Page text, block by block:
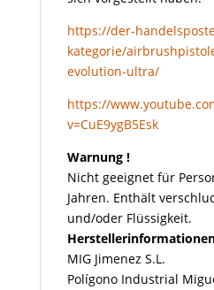
https://der-
kategorie/
evolution-ultra/
https://
v=CuE9ygB5Esk
Warnung !
Nicht geeignet für
Jahren. Enthält
und/oder Flüssigkeit.
MIG Jimenez S.L.
Polígono Industrial